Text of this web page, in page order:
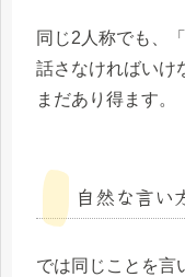
同じ2人称でも、
話さなければいけ
まだあり得ます。
自然な言い
では同じことを言